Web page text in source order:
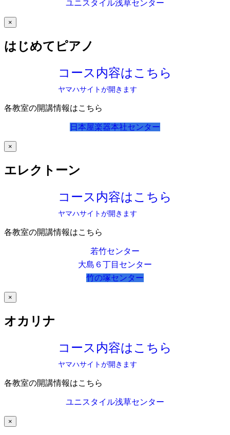
ユニスタイル浅草センター
×
はじめてピアノ
コース内容はこちら
ヤマハサイトが開きます
各教室の開講情報はこちら
日本屋楽器本社センター
×
エレクトーン
コース内容はこちら
ヤマハサイトが開きます
各教室の開講情報はこちら
若竹センター
大島６丁目センター
竹の塚センター
×
オカリナ
コース内容はこちら
ヤマハサイトが開きます
各教室の開講情報はこちら
ユニスタイル浅草センター
×